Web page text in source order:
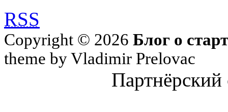
RSS
Copyright © 2026 Блог о
theme by Vladimir Prelovac